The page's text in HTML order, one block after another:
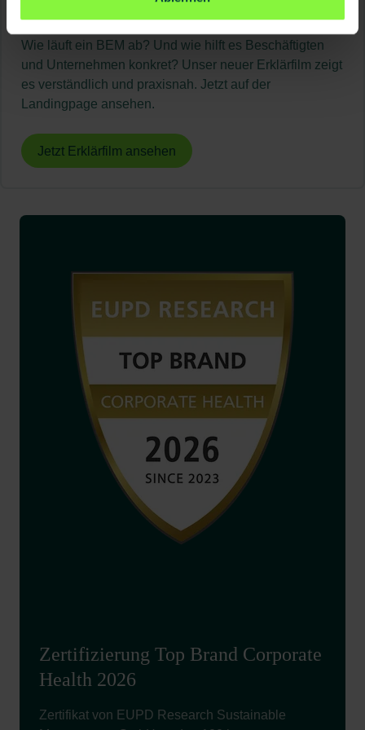
Wie läuft ein BEM ab? Und wie hilft es Beschäftigten
und Unternehmen konkret? Unser neuer Erklärfilm zeigt
es verständlich und praxisnah. Jetzt auf der
Landingpage ansehen.
Jetzt Erklärfilm ansehen
Zertifizierung Top Brand Corporate
Health 2026
Zertifikat von EUPD Research Sustainable